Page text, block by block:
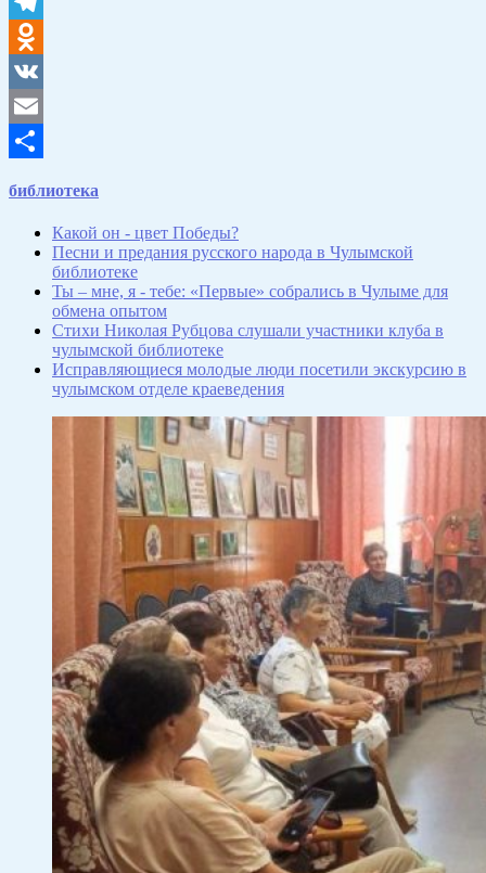
Telegram
Odnoklassniki
VK
Email
библиотека
Какой он - цвет Победы?
Песни и предания русского народа в Чулымской
библиотеке
Ты – мне, я - тебе: «Первые» собрались в Чулыме для
обмена опытом
Стихи Николая Рубцова слушали участники клуба в
чулымской библиотеке
Исправляющиеся молодые люди посетили экскурсию в
чулымском отделе краеведения